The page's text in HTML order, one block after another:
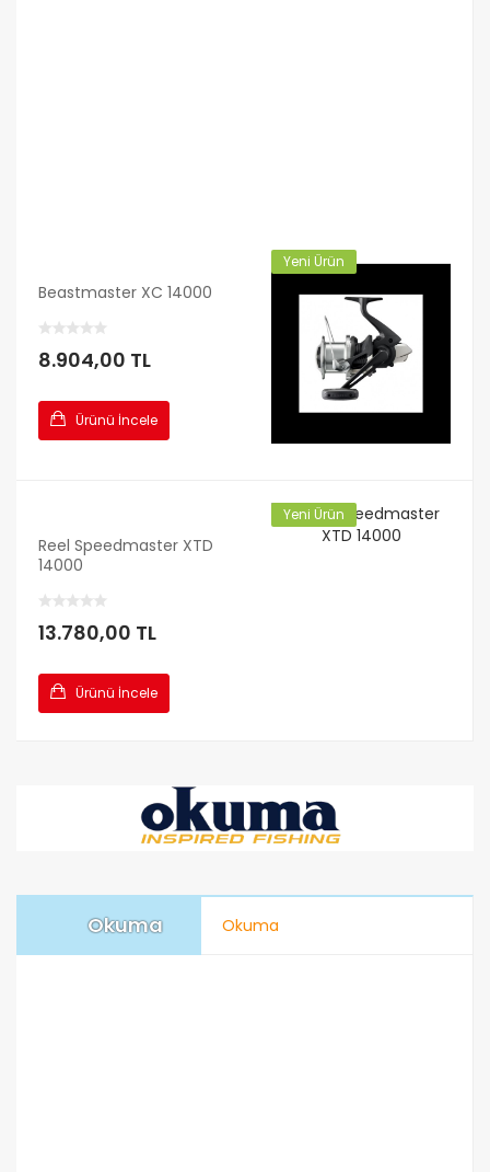
Yeni Ürün
Beastmaster XC 14000
8.904,00 TL
Ürünü İncele
Yeni Ürün
Reel Speedmaster XTD
14000
13.780,00 TL
Ürünü İncele
Okuma Okuma